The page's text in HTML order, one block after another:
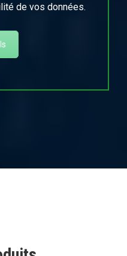
de vos données.